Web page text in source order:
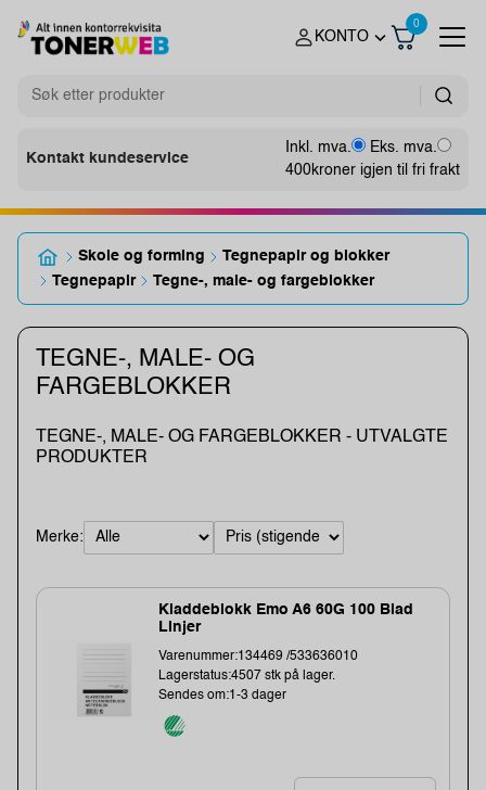
KONTO
0
Kontakt kundeservice
Inkl. mva.
Eks. mva.
400kroner igjen til fri frakt
Skole og forming
Tegnepapir og blokker
Tegnepapir
Tegne-, male- og fargeblokker
TEGNE-, MALE- OG
FARGEBLOKKER
TEGNE-, MALE- OG FARGEBLOKKER - UTVALGTE
PRODUKTER
Merke:
Kladdeblokk Emo A6 60G 100 Blad
Linjer
Varenummer:134469 /533636010
Lagerstatus:4507 stk på lager.
Sendes om:1-3 dager